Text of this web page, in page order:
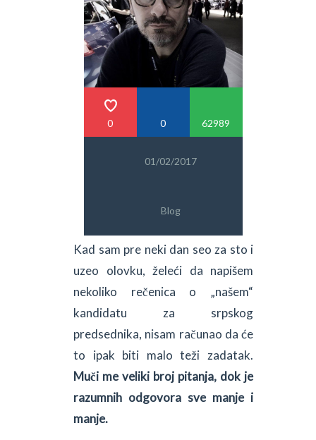
PRETRAGA
0 0 62989
01/02/2017
Blog
Kad sam pre neki dan seo za sto i
uzeo olovku, želeći da napišem
nekoliko rečenica o „našem“
kandidatu za srpskog
predsednika, nisam računao da će
to ipak biti malo teži zadatak.
Muči me veliki broj pitanja, dok je
razumnih odgovora sve manje i
manje.